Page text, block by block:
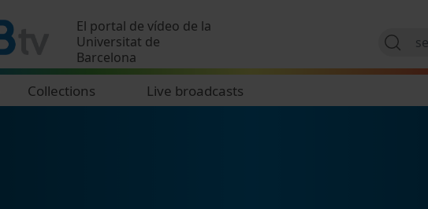
El portal de vídeo de la
Universitat de
Barcelona
Collections Live broadcasts